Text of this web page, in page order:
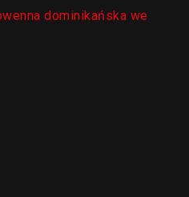
dominikańska we